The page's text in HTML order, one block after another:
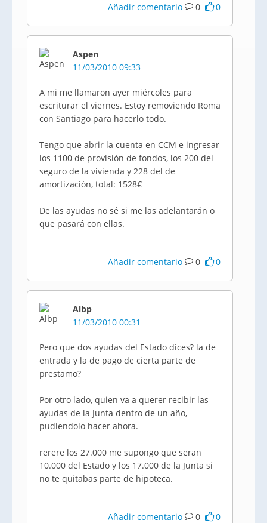
Añadir comentario 0 0
Aspen
11/03/2010 09:33
A mi me llamaron ayer miércoles para
escriturar el viernes. Estoy removiendo Roma
con Santiago para hacerlo todo.
Tengo que abrir la cuenta en CCM e ingresar
los 1100 de provisión de fondos, los 200 del
seguro de la vivienda y 228 del de
amortización, total: 1528€
De las ayudas no sé si me las adelantarán o
que pasará con ellas.
Añadir comentario 0 0
Albp
11/03/2010 00:31
Pero que dos ayudas del Estado dices? la de
entrada y la de pago de cierta parte de
prestamo?
Por otro lado, quien va a querer recibir las
ayudas de la Junta dentro de un año,
pudiendolo hacer ahora.
rerere los 27.000 me supongo que seran
10.000 del Estado y los 17.000 de la Junta si
no te quitabas parte de hipoteca.
Añadir comentario 0 0